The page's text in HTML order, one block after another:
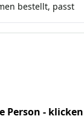
bestellt, passt
Person -